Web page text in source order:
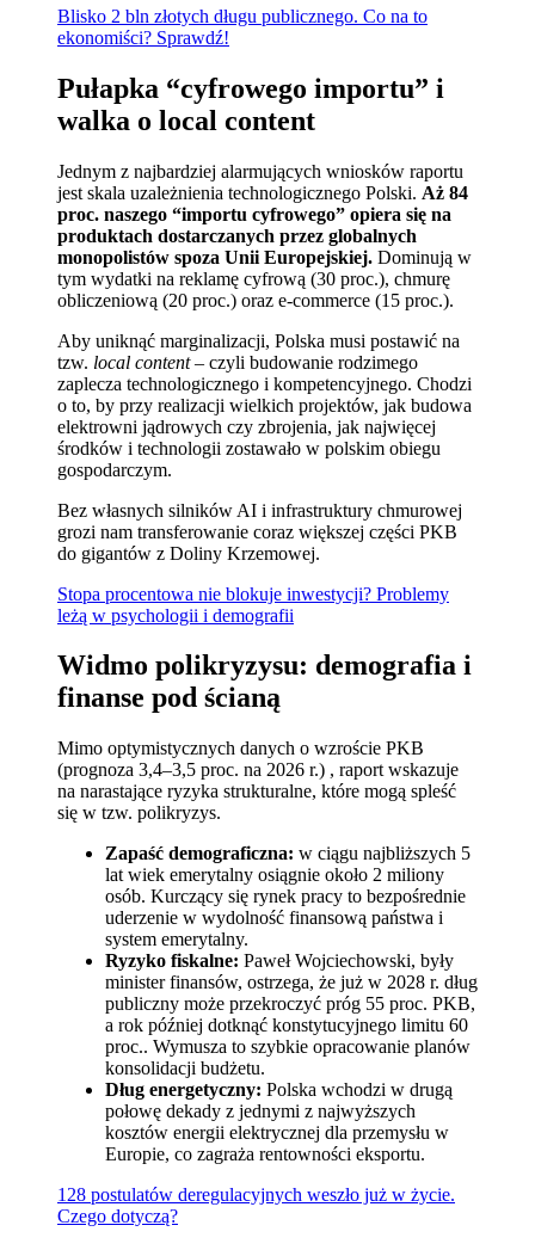
Blisko 2 bln złotych długu publicznego. Co na to
ekonomiści? Sprawdź!
Pułapka “cyfrowego importu” i
walka o local content
Jednym z najbardziej alarmujących wniosków raportu
jest skala uzależnienia technologicznego Polski. Aż 84
proc. naszego “importu cyfrowego” opiera się na
produktach dostarczanych przez globalnych
monopolistów spoza Unii Europejskiej. Dominują w
tym wydatki na reklamę cyfrową (30 proc.), chmurę
obliczeniową (20 proc.) oraz e-commerce (15 proc.).
Aby uniknąć marginalizacji, Polska musi postawić na
tzw. local content– czyli budowanie rodzimego
zaplecza technologicznego i kompetencyjnego. Chodzi
o to, by przy realizacji wielkich projektów, jak budowa
elektrowni jądrowych czy zbrojenia, jak najwięcej
środków i technologii zostawało w polskim obiegu
gospodarczym.
Bez własnych silników AI i infrastruktury chmurowej
grozi nam transferowanie coraz większej części PKB
do gigantów z Doliny Krzemowej.
Stopa procentowa nie blokuje inwestycji? Problemy
leżą w psychologii i demografii
Widmo polikryzysu: demografia i
finanse pod ścianą
Mimo optymistycznych danych o wzroście PKB
(prognoza 3,4–3,5 proc. na 2026 r.) , raport wskazuje
na narastające ryzyka strukturalne, które mogą spleść
się w tzw. polikryzys.
Zapaść demograficzna: w ciągu najbliższych 5
lat wiek emerytalny osiągnie około 2 miliony
osób. Kurczący się rynek pracy to bezpośrednie
uderzenie w wydolność finansową państwa i
system emerytalny.
Ryzyko fiskalne: Paweł Wojciechowski, były
minister finansów, ostrzega, że już w 2028 r. dług
publiczny może przekroczyć próg 55 proc. PKB,
a rok później dotknąć konstytucyjnego limitu 60
proc.. Wymusza to szybkie opracowanie planów
konsolidacji budżetu.
Dług energetyczny: Polska wchodzi w drugą
połowę dekady z jednymi z najwyższych
kosztów energii elektrycznej dla przemysłu w
Europie, co zagraża rentowności eksportu.
128 postulatów deregulacyjnych weszło już w życie.
Czego dotyczą?